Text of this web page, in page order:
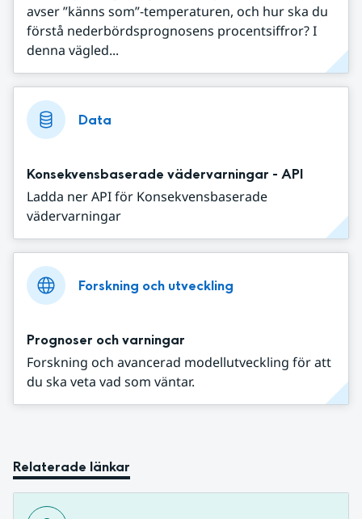
avser ”känns som”-temperaturen, och hur ska du
förstå nederbördsprognosens procentsiffror? I
denna vägled...
Data
Konsekvensbaserade vädervarningar - API
Ladda ner API för Konsekvensbaserade
vädervarningar
Forskning och utveckling
Prognoser och varningar
Forskning och avancerad modellutveckling för att
du ska veta vad som väntar.
Relaterade länkar